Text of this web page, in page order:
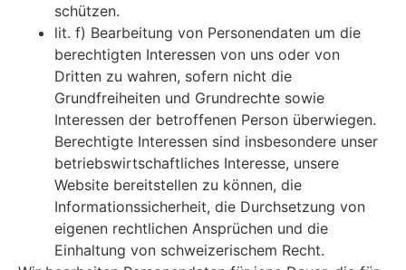
schützen.
lit. f) Bearbeitung von Personendaten um die
berechtigten Interessen von uns oder von
Dritten zu wahren, sofern nicht die
Grundfreiheiten und Grundrechte sowie
Interessen der betroffenen Person überwiegen.
Berechtigte Interessen sind insbesondere unser
betriebswirtschaftliches Interesse, unsere
Website bereitstellen zu können, die
Informationssicherheit, die Durchsetzung von
eigenen rechtlichen Ansprüchen und die
Einhaltung von schweizerischem Recht.